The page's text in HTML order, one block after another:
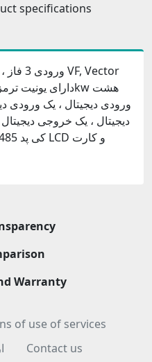
specifications
ورودی دیجیتال ، یک ورودی
دیجیتال ، یک خروجی
Warranty
of use of services
Contact us